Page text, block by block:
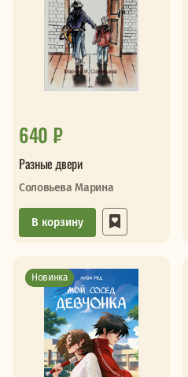
640 ₽
Разные двери
Соловьева Марина
В корзину
Новинка